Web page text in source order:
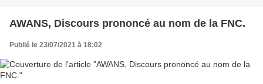
AWANS, Discours prononcé au nom de la FNC.
Publié le 23/07/2021 à 18:02